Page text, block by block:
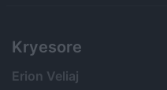
Kryesore
Erion Veliaj